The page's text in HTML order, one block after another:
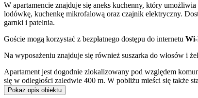
W apartamencie znajduje się aneks kuchenny, który
lodówkę, kuchenkę mikrofalową oraz czajnik elektryczny.
garnki i patelnia.
Goście mogą korzystać z bezpłatnego dostępu do internetu
Na wyposażeniu znajduje się również suszarka do włosów i
Apartament jest dogodnie zlokalizowany pod względem
się w odległości zaledwie 400 m. W pobliżu mieści się także
Parku na Zdrowiu zapewnia dostęp do terenów zielonych, a
Pokaż opis obiektu